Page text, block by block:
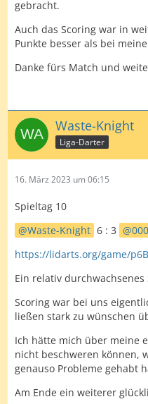
gebracht.
Auch das Scoring war in
Punkte besser als bei
Danke fürs Match und
Waste-Knight
Liga-Darter
16. März 2023 um 06:15
Spieltag 10
Waste-Knight 6 : 3
https://lidarts.org/game/
Ein relativ
Scoring war bei uns
ließen stark zu wünschen
Ich hätte mich über meine
nicht beschweren können,
genauso Probleme gehabt
Am Ende ein weiterer